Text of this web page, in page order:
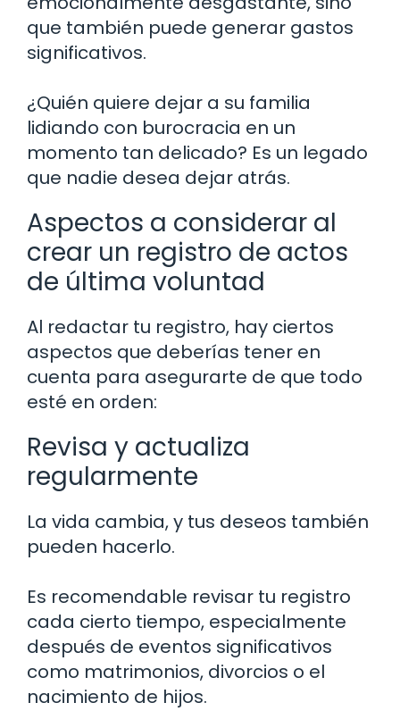
que también puede generar gastos
significativos.
¿Quién quiere dejar a su familia
lidiando con burocracia en un
momento tan delicado? Es un legado
que nadie desea dejar atrás.
Aspectos a considerar al
crear un registro de actos
de última voluntad
Al redactar tu registro, hay ciertos
aspectos que deberías tener en
cuenta para asegurarte de que todo
esté en orden:
Revisa y actualiza
regularmente
La vida cambia, y tus deseos también
pueden hacerlo.
Es recomendable revisar tu registro
cada cierto tiempo, especialmente
después de eventos significativos
como matrimonios, divorcios o el
nacimiento de hijos.